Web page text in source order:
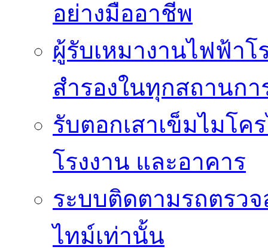
อย่างมืออาชีพ
ผู้รับเหมางานไฟฟ้า
สำรองในทุกสถานก
รับตอกเสาเข็มไมโค
โรงงาน และอาคาร
ระบบติดตามรถตรว
ไทม์เท่านั้น